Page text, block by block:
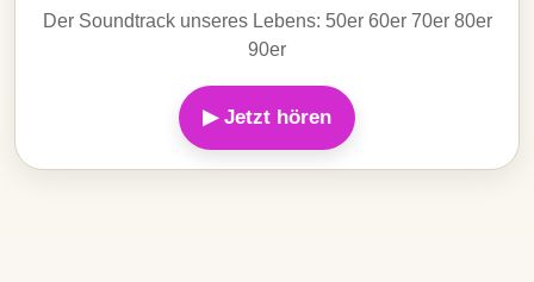
Der Soundtrack unseres Lebens: 50er 60er 70er 80er
90er
▶ Jetzt hören